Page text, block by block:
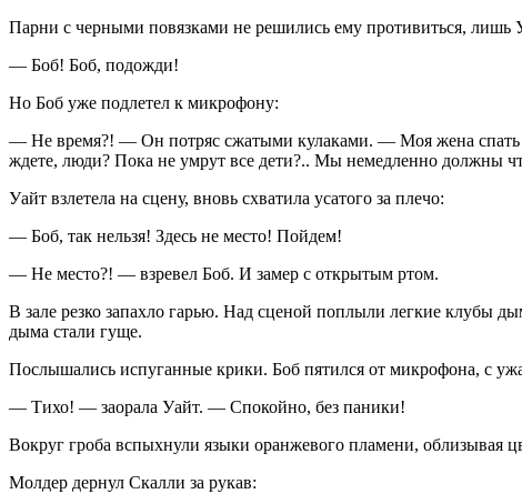
Парни с черными повязками не решились ему противиться, лишь
— Боб! Боб, подожди!
Но Боб уже подлетел к микрофону:
— Не время?! — Он потряс сжатыми кулаками. — Моя жена спать
ждете, люди? Пока не умрут все дети?.. Мы немедленно должны
Уайт взлетела на сцену, вновь схватила усатого за плечо:
— Боб, так нельзя! Здесь не место! Пойдем!
— Не место?! — взревел Боб. И замер с открытым ртом.
В зале резко запахло гарью. Над сценой поплыли легкие клубы
дыма стали гуще.
Послышались испуганные крики. Боб пятился от микрофона, с
— Тихо! — заорала Уайт. — Спокойно, без паники!
Вокруг гроба вспыхнули языки оранжевого пламени, облизывая
Молдер дернул Скалли за рукав: